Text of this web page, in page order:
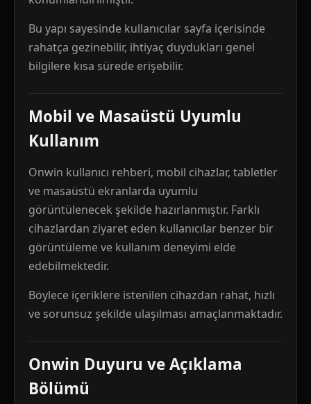
Bu yapı sayesinde kullanıcılar sayfa içerisinde
rahatça gezinebilir, ihtiyaç duydukları genel
bilgilere kısa sürede erişebilir.
Mobil ve Masaüstü Uyumlu
Kullanım
Onwin kullanıcı rehberi, mobil cihazlar, tabletler
ve masaüstü ekranlarda uyumlu
görüntülenecek şekilde hazırlanmıştır. Farklı
cihazlardan ziyaret eden kullanıcılar benzer bir
görüntüleme ve kullanım deneyimi elde
edebilmektedir.
Böylece içeriklere istenilen cihazdan rahat, hızlı
ve sorunsuz şekilde ulaşılması amaçlanmaktadır.
Onwin Duyuru ve Açıklama
Bölümü